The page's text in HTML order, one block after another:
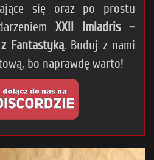
się oraz po prostu
XXII Imladris –
Fantastyką. Buduj z nami
bo naprawdę warto!